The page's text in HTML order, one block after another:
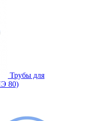
Трубы для
80)